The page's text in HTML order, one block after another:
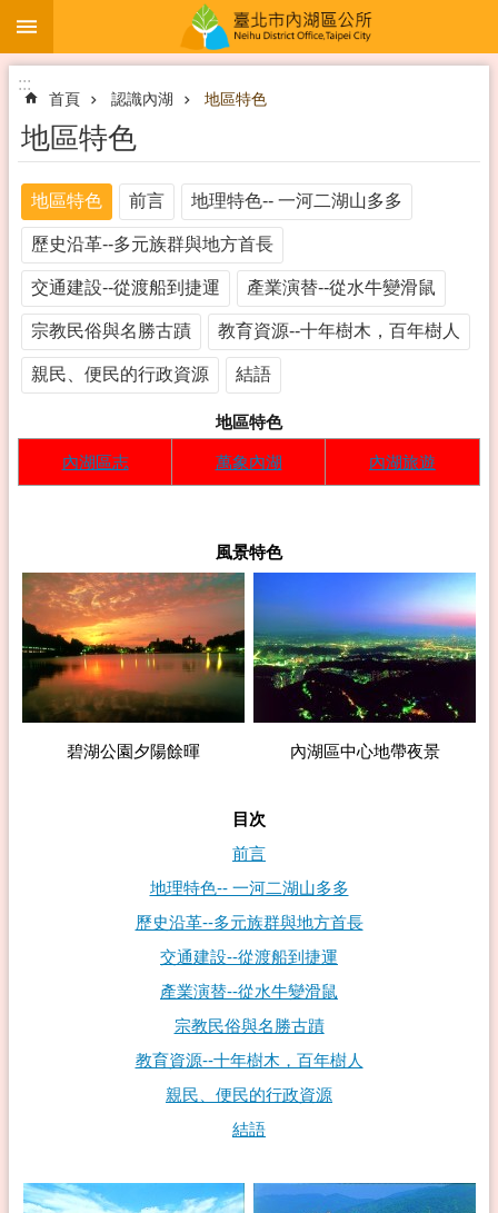
跳到主要內容區塊
:::
首頁 認識內湖 地區特色
地區特色
地區特色 前言 地理特色-- 一河二湖山多多
歷史沿革--多元族群與地方首長
交通建設--從渡船到捷運 產業演替--從水牛變滑鼠
宗教民俗與名勝古蹟 教育資源--十年樹木，百年樹人
親民、便民的行政資源 結語
地區特色
內湖區志 萬象內湖 內湖旅遊
風景特色
碧湖公園夕陽餘暉 內湖區中心地帶夜景
目次
前言
地理特色-- 一河二湖山多多
歷史沿革--多元族群與地方首長
交通建設--從渡船到捷運
產業演替--從水牛變滑鼠
宗教民俗與名勝古蹟
教育資源--十年樹木，百年樹人
親民、便民的行政資源
結語